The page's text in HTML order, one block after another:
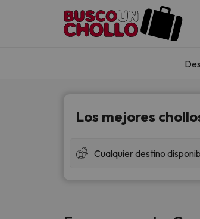
Los mejores
Cualquier destino